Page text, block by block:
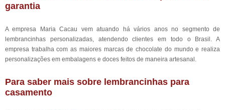
garantia
A empresa Maria Cacau vem atuando há vários anos no segmento de
lembrancinhas personalizadas, atendendo clientes em todo o Brasil. A
empresa trabalha com as maiores marcas de chocolate do mundo e realiza
personalizações em embalagens e doces feitos de maneira artesanal.
Para saber mais sobre lembrancinhas para
casamento